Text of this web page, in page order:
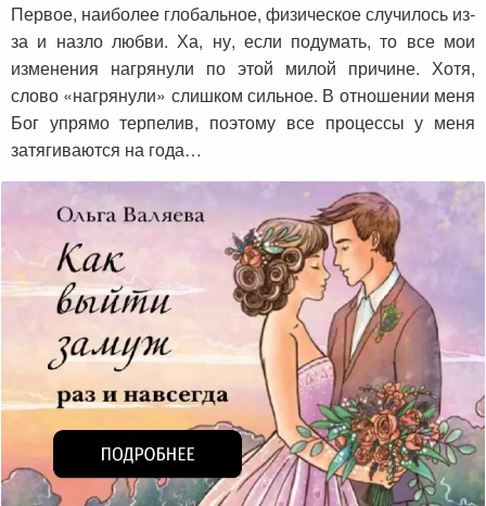
Первое, наиболее глобальное, физическое случилось из-
за и назло любви. Ха, ну, если подумать, то все мои
изменения нагрянули по этой милой причине. Хотя,
слово «нагрянули» слишком сильное. В отношении меня
Бог упрямо терпелив, поэтому все процессы у меня
затягиваются на года…